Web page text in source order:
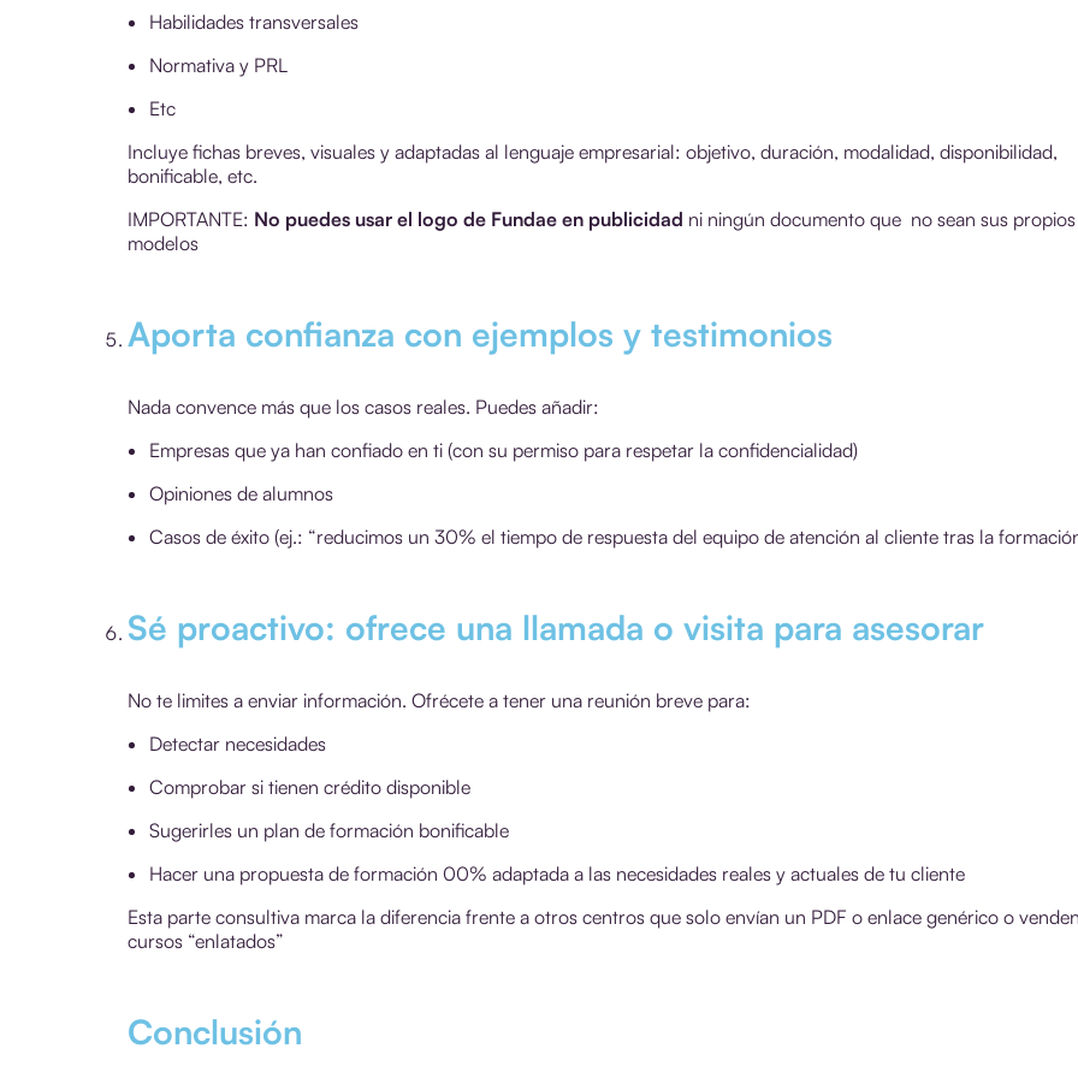
Habilidades transversales
Normativa y PRL
Etc
Incluye fichas breves, visuales y adaptadas al lenguaje empresarial: objetivo, duración, modalidad, disponibilidad,
bonificable, etc.
IMPORTANTE: No puedes usar el logo de Fundae en publicidad ni ningún documento que no sean sus propios
modelos
Aporta confianza con ejemplos y testimonios
Nada convence más que los casos reales. Puedes añadir:
Empresas que ya han confiado en ti (con su permiso para respetar la confidencialidad)
Opiniones de alumnos
Casos de éxito (ej.: “reducimos un 30% el tiempo de respuesta del equipo de atención al cliente tras la
Sé proactivo: ofrece una llamada o visita para asesorar
No te limites a enviar información. Ofrécete a tener una reunión breve para:
Detectar necesidades
Comprobar si tienen crédito disponible
Sugerirles un plan de formación bonificable
Hacer una propuesta de formación 00% adaptada a las necesidades reales y actuales de tu cliente
Esta parte consultiva marca la diferencia frente a otros centros que solo envían un PDF o enlace genérico o
cursos “enlatados”
Conclusión